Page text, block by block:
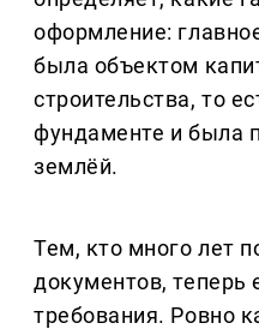
оформление:
была объектом
строительства, то
фундаменте и была
землёй.
Тем, кто много лет
документов, теперь
требования. Ровно